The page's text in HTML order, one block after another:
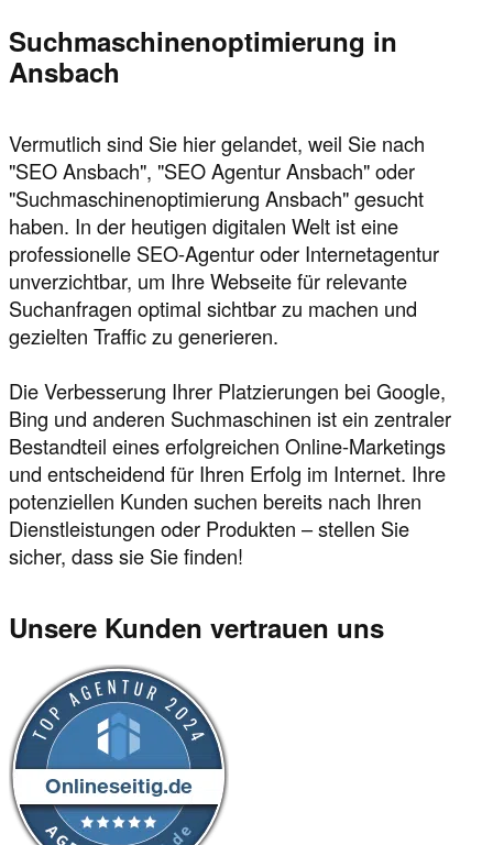
Suchmaschinenoptimierung in
Ansbach
Vermutlich sind Sie hier gelandet, weil Sie nach
"SEO Ansbach", "SEO Agentur Ansbach" oder
"Suchmaschinenoptimierung Ansbach" gesucht
haben. In der heutigen digitalen Welt ist eine
professionelle SEO-Agentur oder Internetagentur
unverzichtbar, um Ihre Webseite für relevante
Suchanfragen optimal sichtbar zu machen und
gezielten Traffic zu generieren.
Die Verbesserung Ihrer Platzierungen bei Google,
Bing und anderen Suchmaschinen ist ein zentraler
Bestandteil eines erfolgreichen Online-Marketings
und entscheidend für Ihren Erfolg im Internet. Ihre
potenziellen Kunden suchen bereits nach Ihren
Dienstleistungen oder Produkten – stellen Sie
sicher, dass sie Sie finden!
Unsere Kunden vertrauen uns